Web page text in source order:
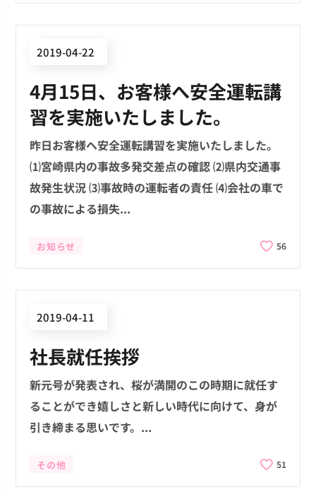
2019-04-22
4月15日、お客様へ安全運転講
習を実施いたしました。
昨日お客様へ安全運転講習を実施いたしました。
⑴宮崎県内の事故多発交差点の確認 ⑵県内交通事
故発生状況 ⑶事故時の運転者の責任 ⑷会社の車で
の事故による損失...
お知らせ 56
2019-04-11
社長就任挨拶
新元号が発表され、桜が満開のこの時期に就任す
ることができ嬉しさと新しい時代に向けて、身が
引き締まる思いです。...
その他 51